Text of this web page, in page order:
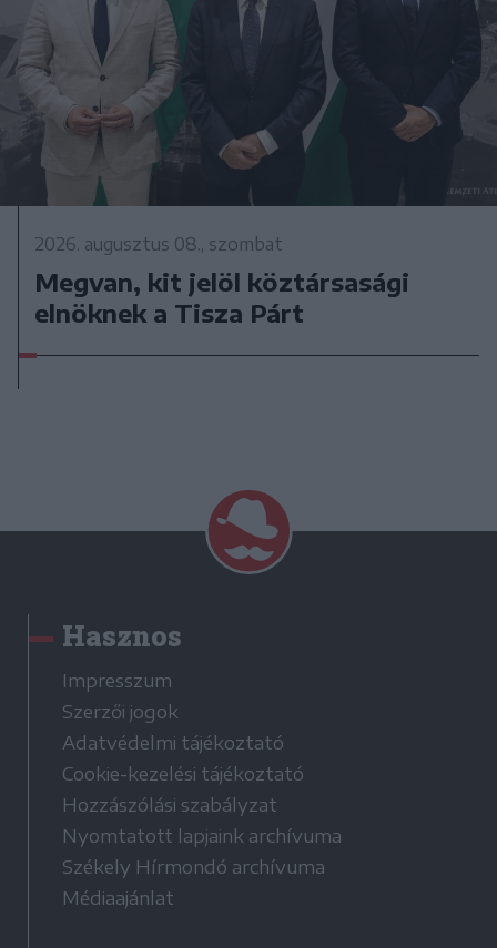
2026. augusztus 08., szombat
Megvan, kit jelöl köztársasági
elnöknek a Tisza Párt
Hasznos
Impresszum
Szerzői jogok
Adatvédelmi tájékoztató
Cookie-kezelési tájékoztató
Hozzászólási szabályzat
Nyomtatott lapjaink archívuma
Székely Hírmondó archívuma
Médiaajánlat